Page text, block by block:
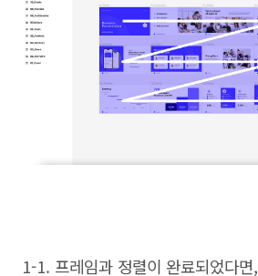
1-1. 프레임과 정렬이 완료되었다면,